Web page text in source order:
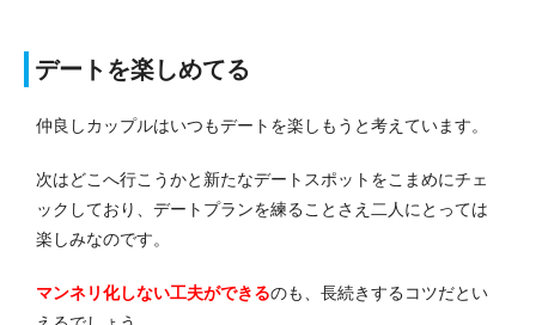
デートを楽しめてる
仲良しカップルはいつもデートを楽しもうと考えています。
次はどこへ行こうかと新たなデートスポットをこまめにチェ
ックしており、デートプランを練ることさえ二人にとっては
楽しみなのです。
マンネリ化しない工夫ができるのも、長続きするコツだとい